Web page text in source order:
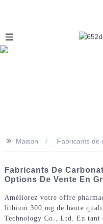
>> Maison Fabricants de
Fabricants De
Options De Vente En
Améliorez votre offre
lithium 300 mg de haute
Technology Co., Ltd. En tant